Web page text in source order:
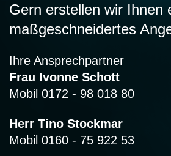
Gern erstellen wir Ihnen
maßgeschneidertes
Ihre Ansprechpartner
Frau Ivonne Schott
Mobil 0172 - 98 018 80
Herr Tino Stockmar
Mobil 0160 - 75 922 53